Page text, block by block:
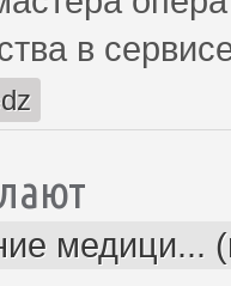
в
медици...